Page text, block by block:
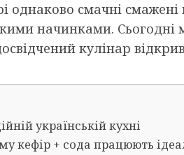
однаково смачні
начинками. Сьогодні
кулінар відкрив
українській кухні
кефір + сода працюють